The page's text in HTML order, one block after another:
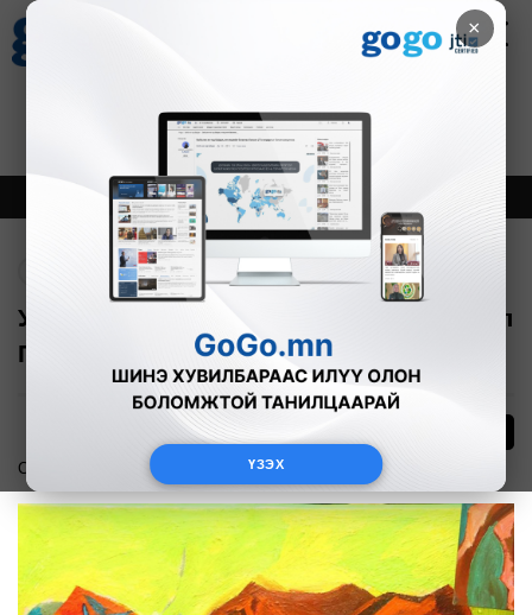
×
ҮЗЭХ
Зурхай
8.08
Онцлох Шинэ
Уран өвөөгийн үргэлжлэл буюу Монгол
Пикассо
Соёл урлаг 2019-08-19